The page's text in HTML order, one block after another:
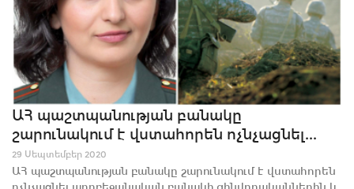
ԱՀ պաշտպանության բանակը
շարունակում է վստահորեն ոչնչացնել...
29 Սեպտեմբեր 2020
ԱՀ պաշտպանության բանակը շարունակում է վստահորեն